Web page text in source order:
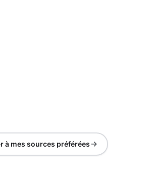
à mes sources préférées